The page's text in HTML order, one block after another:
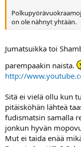
on ole nähnyt yhtään.
Jumatsuikka toi
parempaakin naista.
http://
Sitä ei vielä ollu kun
pitäisköhän lähteä
fudismatsin samalla
jonkun hyvän
Mut ei taida enää